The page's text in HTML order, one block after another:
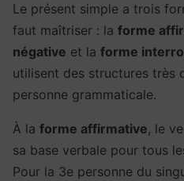
Le présent simple a trois
faut maîtriser : la forme
négative et la forme
utilisent des structures très
personne grammaticale.
À la forme affirmative, le
sa base verbale pour tous
Pour la 3e personne du